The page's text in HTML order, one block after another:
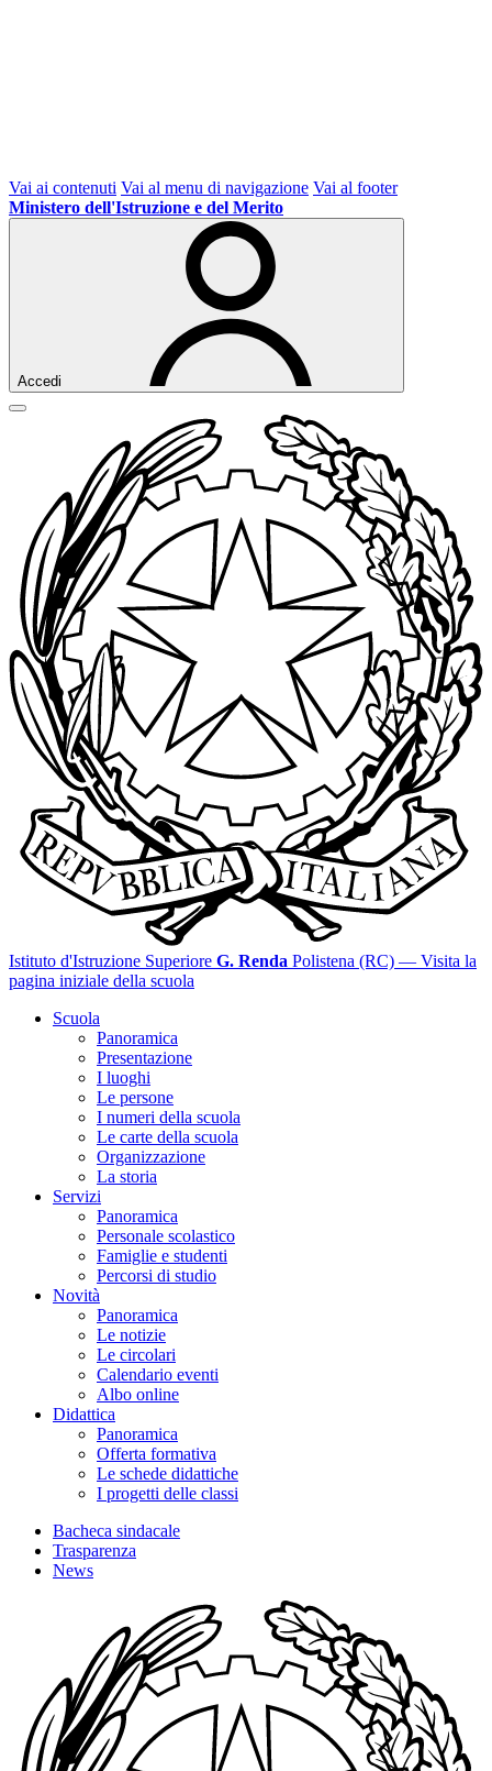
Vai ai contenuti Vai al menu di navigazione Vai al footer
Ministero dell'Istruzione e del Merito
Accedi
Istituto d'Istruzione Superiore G. Renda Polistena (RC) — Visita la
pagina iniziale della scuola
Scuola
Panoramica
Presentazione
I luoghi
Le persone
I numeri della scuola
Le carte della scuola
Organizzazione
La storia
Servizi
Panoramica
Personale scolastico
Famiglie e studenti
Percorsi di studio
Novità
Panoramica
Le notizie
Le circolari
Calendario eventi
Albo online
Didattica
Panoramica
Offerta formativa
Le schede didattiche
I progetti delle classi
Bacheca sindacale
Trasparenza
News